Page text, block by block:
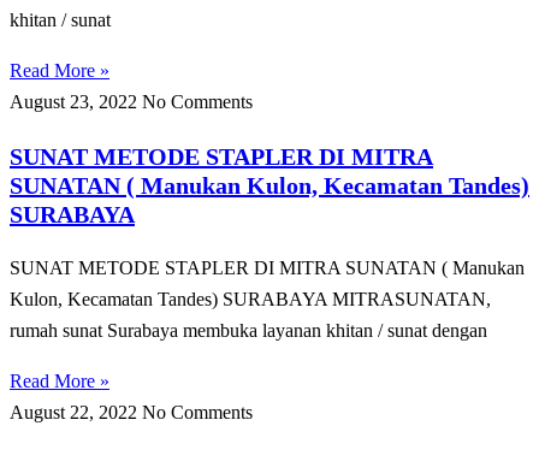
khitan / sunat
Read More »
August 23, 2022 No Comments
SUNAT METODE STAPLER DI MITRA
SUNATAN ( Manukan Kulon, Kecamatan Tandes)
SURABAYA
SUNAT METODE STAPLER DI MITRA SUNATAN ( Manukan
Kulon, Kecamatan Tandes) SURABAYA MITRASUNATAN,
rumah sunat Surabaya membuka layanan khitan / sunat dengan
Read More »
August 22, 2022 No Comments